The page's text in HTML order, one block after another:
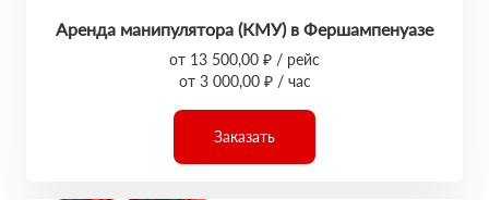
Аренда манипулятора (КМУ) в Фершампенуазе
от 13 500,00 ₽ / рейс
от 3 000,00 ₽ / час
Заказать